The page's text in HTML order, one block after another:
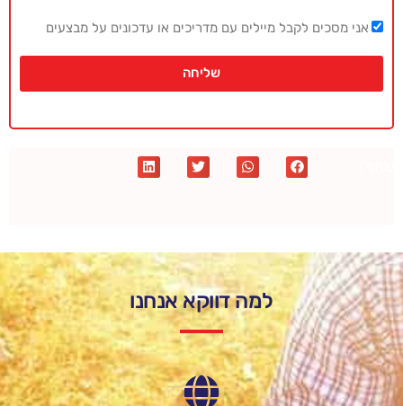
אני מסכים לקבל מיילים עם מדריכים או עדכונים על מבצעים
שליחה
למה דווקא אנחנו